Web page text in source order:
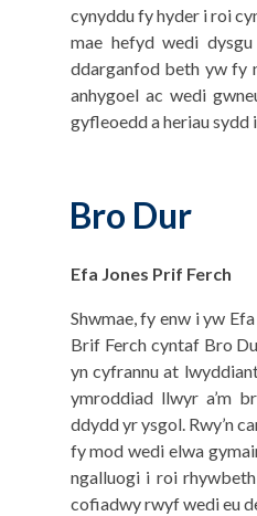
cynyddu fy hyder i roi
mae hefyd wedi
ddarganfod beth yw fy
anhygoel ac wedi
gyfleoedd a heriau sydd
Bro Dur
Efa Jones Prif Ferch
Shwmae, fy enw i yw
Brif Ferch cyntaf Bro
yn cyfrannu at
ymroddiad llwyr a’m
ddydd yr ysgol. Rwy’n
fy mod wedi elwa
ngalluogi i roi
cofiadwy rwyf wedi eu